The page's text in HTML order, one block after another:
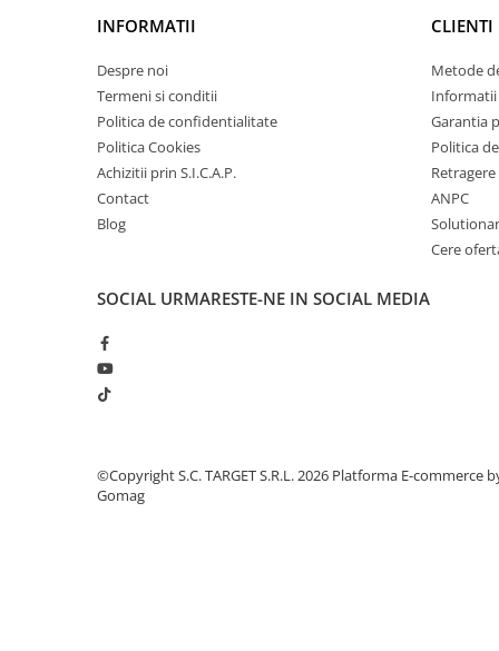
■ Tavite auto portbagaj
■ Covorase/presuri auto
■ Becuri auto
■ Accesorii auto interior
■ Accesorii auto exterior
■ Intretinere auto
■ Electrice auto
■ Truse si scule de mana
■ Capace roti
■ Stergatoare auto
■ Consumabile service
■ Echipamente de ridicare
INFORMATII
Despre noi
Termeni si conditii
Politica de confidentialitate
Politica Cookies
Achizitii prin S.I.C.A.P.
Contact
Blog
CLIENTI
Metode
Garantia
Politica
ANPC
Cere
SOCIAL URMARESTE-NE IN SOCIAL MEDIA
©Copyright S.C. TARGET S.R.L. 2026 Platforma E-commerce
Gomag